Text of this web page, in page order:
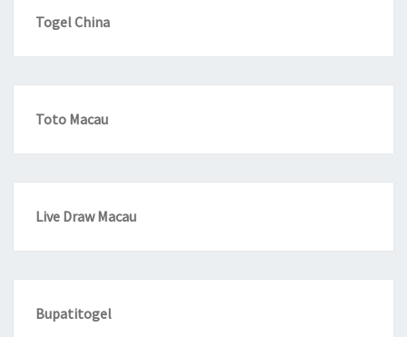
Togel China
Toto Macau
Live Draw Macau
Bupatitogel